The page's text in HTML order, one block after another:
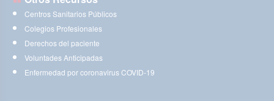
Centros Sanitarios Públicos
Colegios Profesionales
Derechos del paciente
Voluntades Anticipadas
Enfermedad por coronavirus COVID-19